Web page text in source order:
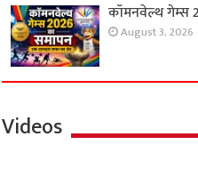
कॉमनवेल्थ गेम्स
August 3, 2026
Videos